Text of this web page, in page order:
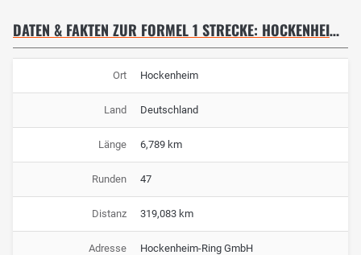
DATEN & FAKTEN ZUR FORMEL 1 STRECKE: HOCKENHEIMRING
Ort Hockenheim
Land Deutschland
Länge 6,789 km
Runden 47
Distanz 319,083 km
Adresse
Hockenheim-Ring GmbH